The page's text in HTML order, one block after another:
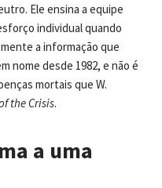
Ele ensina a equipe
individual quando
a informação que
nome desde 1982, e não é
mortais que W.
the Crisis.
a uma